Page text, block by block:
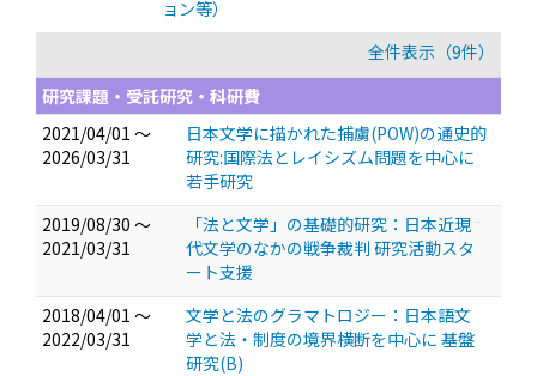
ョン等）
全件表示（9件）
研究課題・受託研究・科研費
2021/04/01 ～
2026/03/31
日本文学に描かれた捕虜(POW)の通史的
研究:国際法とレイシズム問題を中心に
若手研究
2019/08/30 ～
2021/03/31
「法と文学」の基礎的研究：日本近現
代文学のなかの戦争裁判 研究活動スタ
ート支援
2018/04/01 ～
2022/03/31
文学と法のグラマトロジー：日本語文
学と法・制度の境界横断を中心に 基盤
研究(B)